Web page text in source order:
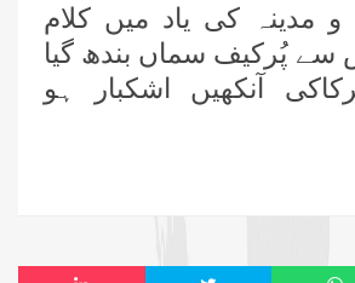
مدینہ کی یاد میں کلام
پُرکیف سماں بندھ گیا
آنکھیں اشکبار ہو
فیصل آباد میں میٹروپولیٹن نگران و
ذمہ داران کا مدنی مشورہ
عازمینِ حج کے لیے فیضانِ مدینہ کراچی